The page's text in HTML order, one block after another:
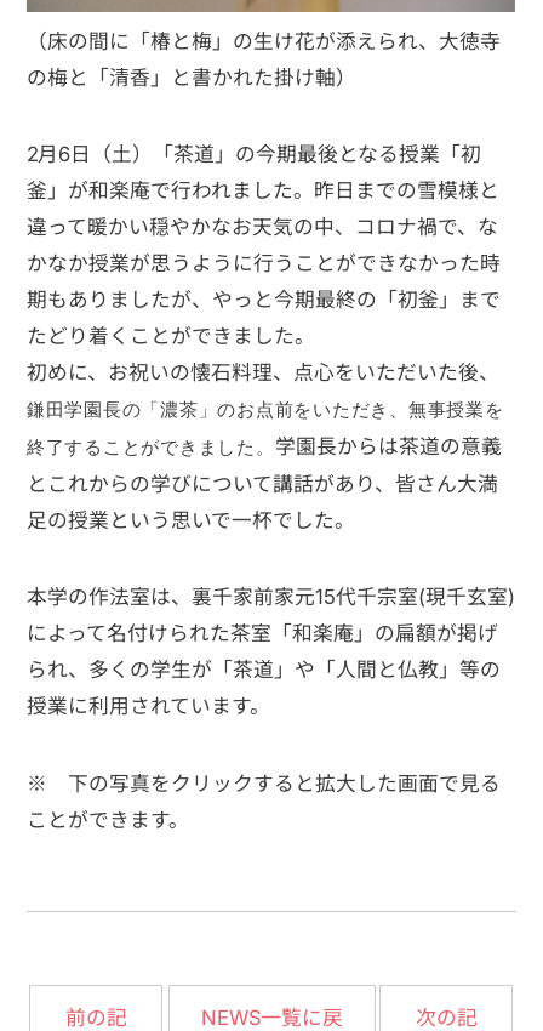
（床の間に「椿と梅」の生け花が添えられ、大徳寺
の梅と「清香」と書かれた掛け軸）
2月6日（土）「茶道」の今期最後となる授業「初
釜」が和楽庵で行われました。昨日までの雪模様と
違って暖かい穏やかなお天気の中、コロナ禍で、な
かなか授業が思うように行うことができなかった時
期もありましたが、やっと今期最終の「初釜」まで
たどり着くことができました。
初めに、お祝いの懐石料理、点心をいただいた後、
鎌田学園長の「濃茶」のお点前をいただき、無事授業を
終了することができました。 学園長からは茶道の意義
とこれからの学びについて講話があり、皆さん大満
足の授業という思いで一杯でした。
本学の作法室は、裏千家前家元15代千宗室(現千玄室)
によって名付けられた茶室「和楽庵」の扁額が掲げ
られ、多くの学生が「茶道」や「人間と仏教」等の
授業に利用されています。
※ 下の写真をクリックすると拡大した画面で見る
ことができます。
前の記 NEWS一覧に戻 次の記